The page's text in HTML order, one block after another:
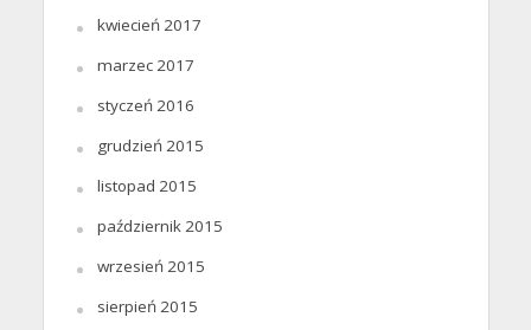
kwiecień 2017
marzec 2017
styczeń 2016
grudzień 2015
listopad 2015
październik 2015
wrzesień 2015
sierpień 2015